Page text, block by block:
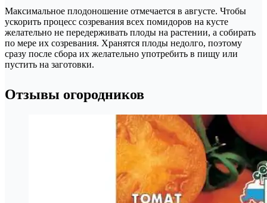
Максимальное плодоношение отмечается в августе. Чтобы
ускорить процесс созревания всех помидоров на кусте
желательно не передерживать плоды на растении, а собирать
по мере их созревания. Хранятся плоды недолго, поэтому
сразу после сбора их желательно употребить в пищу или
пустить на заготовки.
Отзывы огородников